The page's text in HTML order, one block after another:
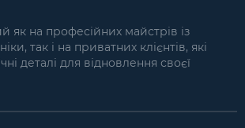
як на професійних майстрів із
так і на приватних клієнтів, які
деталі для відновлення своєї